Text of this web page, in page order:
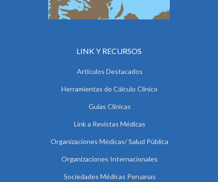
LINK Y RECURSOS
Artículos Destacados
Herramientas de Cálculo Clínico
Guías Clínicas
Link a Revistas Médicas
Organizaciones Médicas/ Salud Pública
Organizaciones Internacionales
Sociedades Médicas Peruanas